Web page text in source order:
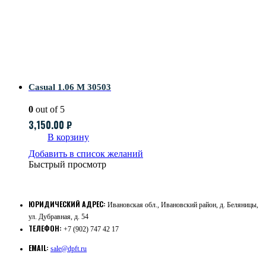
Casual 1.06 M 30503
0 out of 5
3,150.00 ₽
В корзину
Добавить в список желаний
Быстрый просмотр
ЮРИДИЧЕСКИЙ АДРЕС: Ивановская обл., Ивановский район, д. Беляницы,
ул. Дубравная, д. 54
ТЕЛЕФОН: +7 (902) 747 42 17
EMAIL: sale@dpft.ru